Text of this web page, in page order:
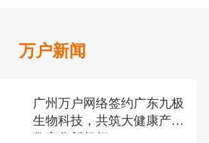
万户新闻
广州万户网络签约广东九极
生物科技，共筑大健康产业